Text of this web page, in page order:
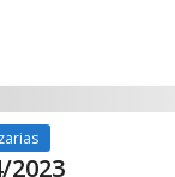
2023